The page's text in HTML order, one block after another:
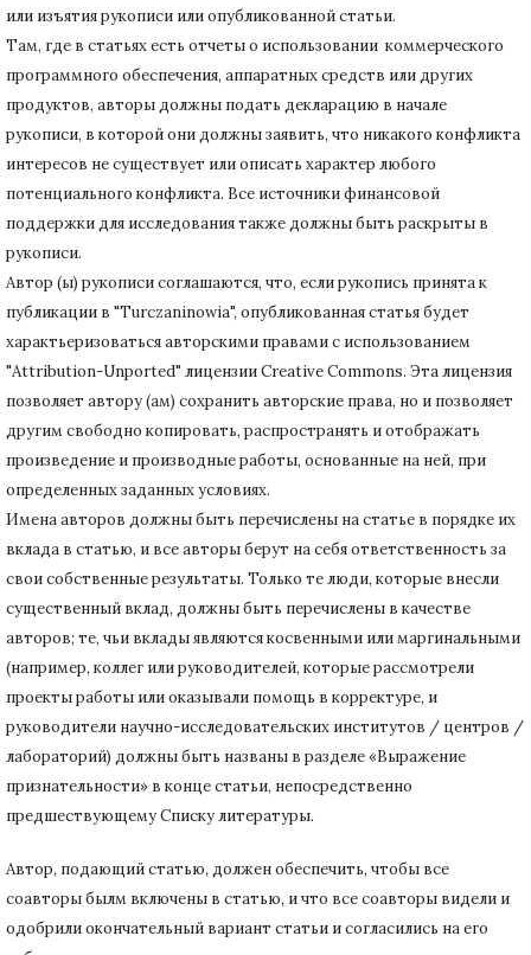
или изъятия рукописи или опубликованной статьи.
Там, где в статьях есть отчеты о использовании коммерческого
программного обеспечения, аппаратных средств или других
продуктов, авторы должны подать декларацию в начале
рукописи, в которой они должны заявить, что никакого конфликта
интересов не существует или описать характер любого
потенциального конфликта. Все источники финансовой
поддержки для исследования также должны быть раскрыты в
рукописи.
Автор (ы) рукописи соглашаются, что, если рукопись принята к
публикации в "Turczaninowia", опубликованная статья будет
характьеризоваться авторскими правами с использованием
"Attribution-Unported" лицензии Creative Commons. Эта лицензия
позволяет автору (ам) сохранить авторские права, но и позволяет
другим свободно копировать, распространять и отображать
произведение и производные работы, основанные на ней, при
определенных заданных условиях.
Имена авторов должны быть перечислены на статье в порядке их
вклада в статью, и все авторы берут на себя ответственность за
свои собственные результаты. Только те люди, которые внесли
существенный вклад, должны быть перечислены в качестве
авторов; те, чьи вклады являются косвенными или маргинальными
(например, коллег или руководителей, которые рассмотрели
проекты работы или оказывали помощь в корректуре, и
руководители научно-исследовательских институтов / центров /
лабораторий) должны быть названы в разделе «Выражение
признательности» в конце статьи, непосредственно
предшествующему Списку литературы.
Автор, подающий статью, должен обеспечить, чтобы все
соавторы былм включены в статью, и что все соавторы видели и
одобрили окончательный вариант статьи и согласились на его